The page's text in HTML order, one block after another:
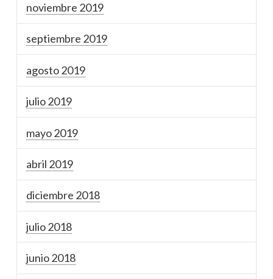
noviembre 2019
septiembre 2019
agosto 2019
julio 2019
mayo 2019
abril 2019
diciembre 2018
julio 2018
junio 2018